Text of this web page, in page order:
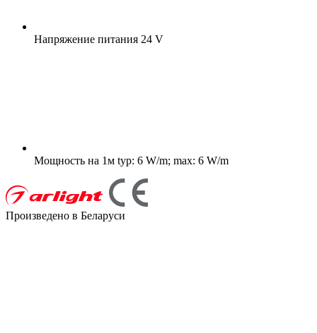
Напряжение питания 24 V
Мощность на 1м typ: 6 W/m; max: 6 W/m
Произведено в Беларуси